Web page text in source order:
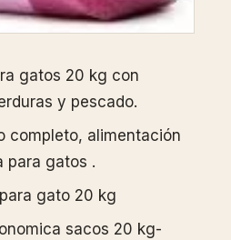
gatos 20 kg con
y pescado.
completo, alimentación
para gatos .
gato 20 kg
sacos 20 kg-